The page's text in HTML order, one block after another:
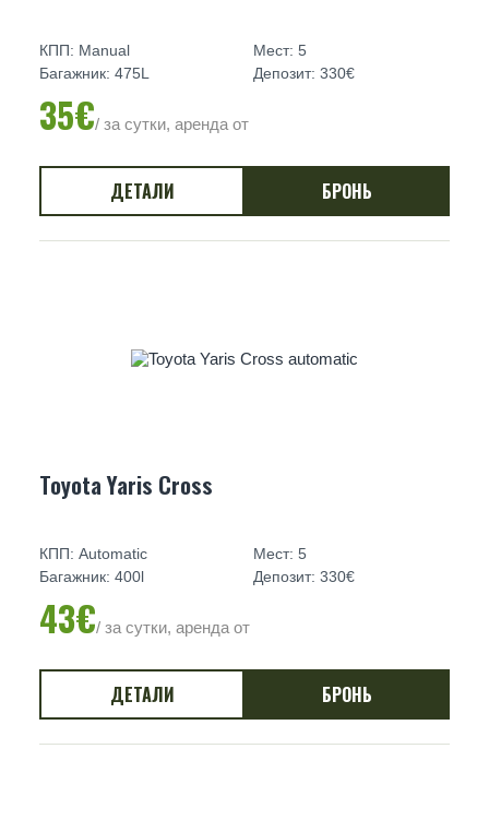
КПП: Manual
Мест: 5
Багажник: 475L
Депозит: 330€
35€/ за сутки, аренда от
ДЕТАЛИ БРОНЬ
Toyota Yaris Cross
КПП: Automatic
Мест: 5
Багажник: 400l
Депозит: 330€
43€/ за сутки, аренда от
ДЕТАЛИ БРОНЬ